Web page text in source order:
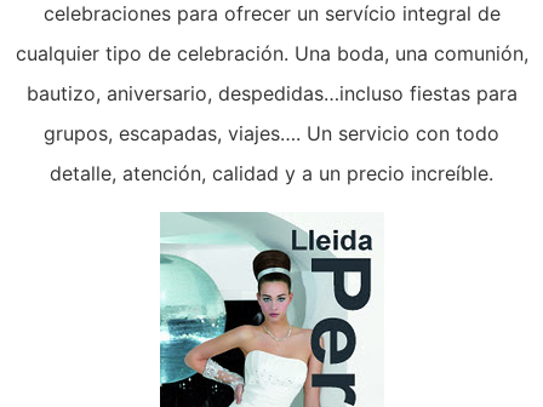
celebraciones para ofrecer un servício integral de
cualquier tipo de celebración. Una boda, una comunión,
bautizo, aniversario, despedidas…incluso fiestas para
grupos, escapadas, viajes…. Un servicio con todo
detalle, atención, calidad y a un precio increíble.